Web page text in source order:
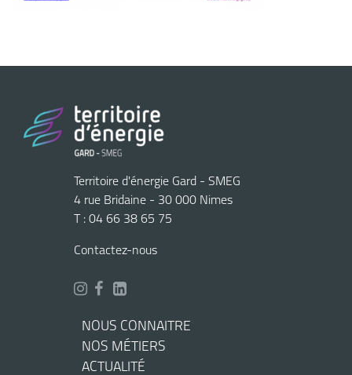
Territoire d'énergie Gard - SMEG
4 rue Bridaine - 30 000 Nimes
T : 04 66 38 65 75
Contactez-nous
NOUS CONNAITRE
NOS MÉTIERS
ACTUALITÉ